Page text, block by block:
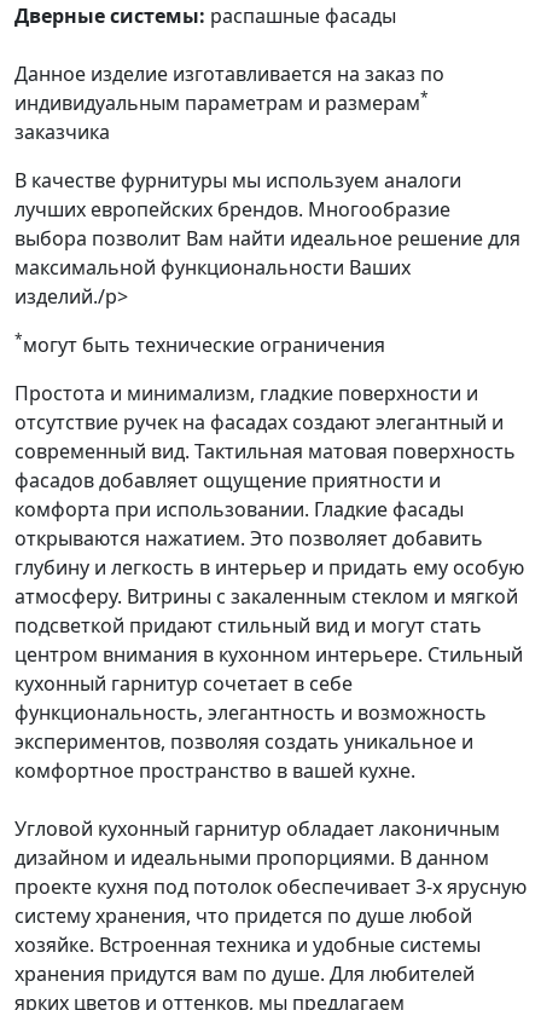
Дверные системы: распашные фасады
Данное изделие изготавливается на заказ по
индивидуальным параметрам и размерам*
заказчика
В качестве фурнитуры мы используем аналоги
лучших европейских брендов. Многообразие
выбора позволит Вам найти идеальное решение для
максимальной функциональности Ваших
изделий./p>
*могут быть технические ограничения
Простота и минимализм, гладкие поверхности и
отсутствие ручек на фасадах создают элегантный и
современный вид. Тактильная матовая поверхность
фасадов добавляет ощущение приятности и
комфорта при использовании. Гладкие фасады
открываются нажатием. Это позволяет добавить
глубину и легкость в интерьер и придать ему особую
атмосферу. Витрины с закаленным стеклом и мягкой
подсветкой придают стильный вид и могут стать
центром внимания в кухонном интерьере. Стильный
кухонный гарнитур сочетает в себе
функциональность, элегантность и возможность
экспериментов, позволяя создать уникальное и
комфортное пространство в вашей кухне.
Угловой кухонный гарнитур обладает лаконичным
дизайном и идеальными пропорциями. В данном
проекте кухня под потолок обеспечивает 3-х ярусную
систему хранения, что придется по душе любой
хозяйке. Встроенная техника и удобные системы
хранения придутся вам по душе. Для любителей
ярких цветов и оттенков, мы предлагаем